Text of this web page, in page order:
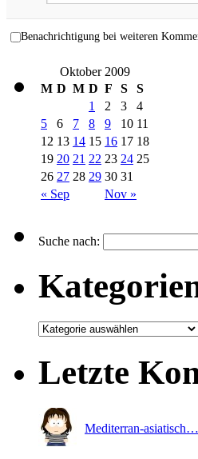
Benachrichtigung bei weiteren
Oktober 2009
M D M D F S S
« Sep Nov »
1 2 3
4
5
6 7 8 9 10 11
12 13 14 15 16 17 18
19 20 21 22 23 24 25
26 27 28 29 30 31
Suche nach:
Letzte
Mediterran-asiatisch…